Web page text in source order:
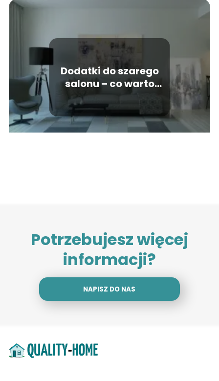
Dodatki do szarego
salonu – co warto
wybrać?
Potrzebujesz więcej
informacji?
NAPISZ DO NAS